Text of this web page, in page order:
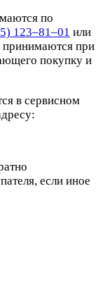
по
123–81–01 или
принимаются при
покупку и
в сервисном
если иное